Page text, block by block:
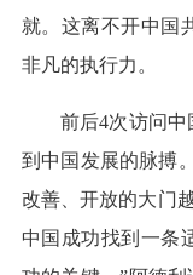
就。这离不开中国
非凡的执行力。
前后4次访问
到中国发展的脉搏
改善、开放的大门
中国成功找到一条